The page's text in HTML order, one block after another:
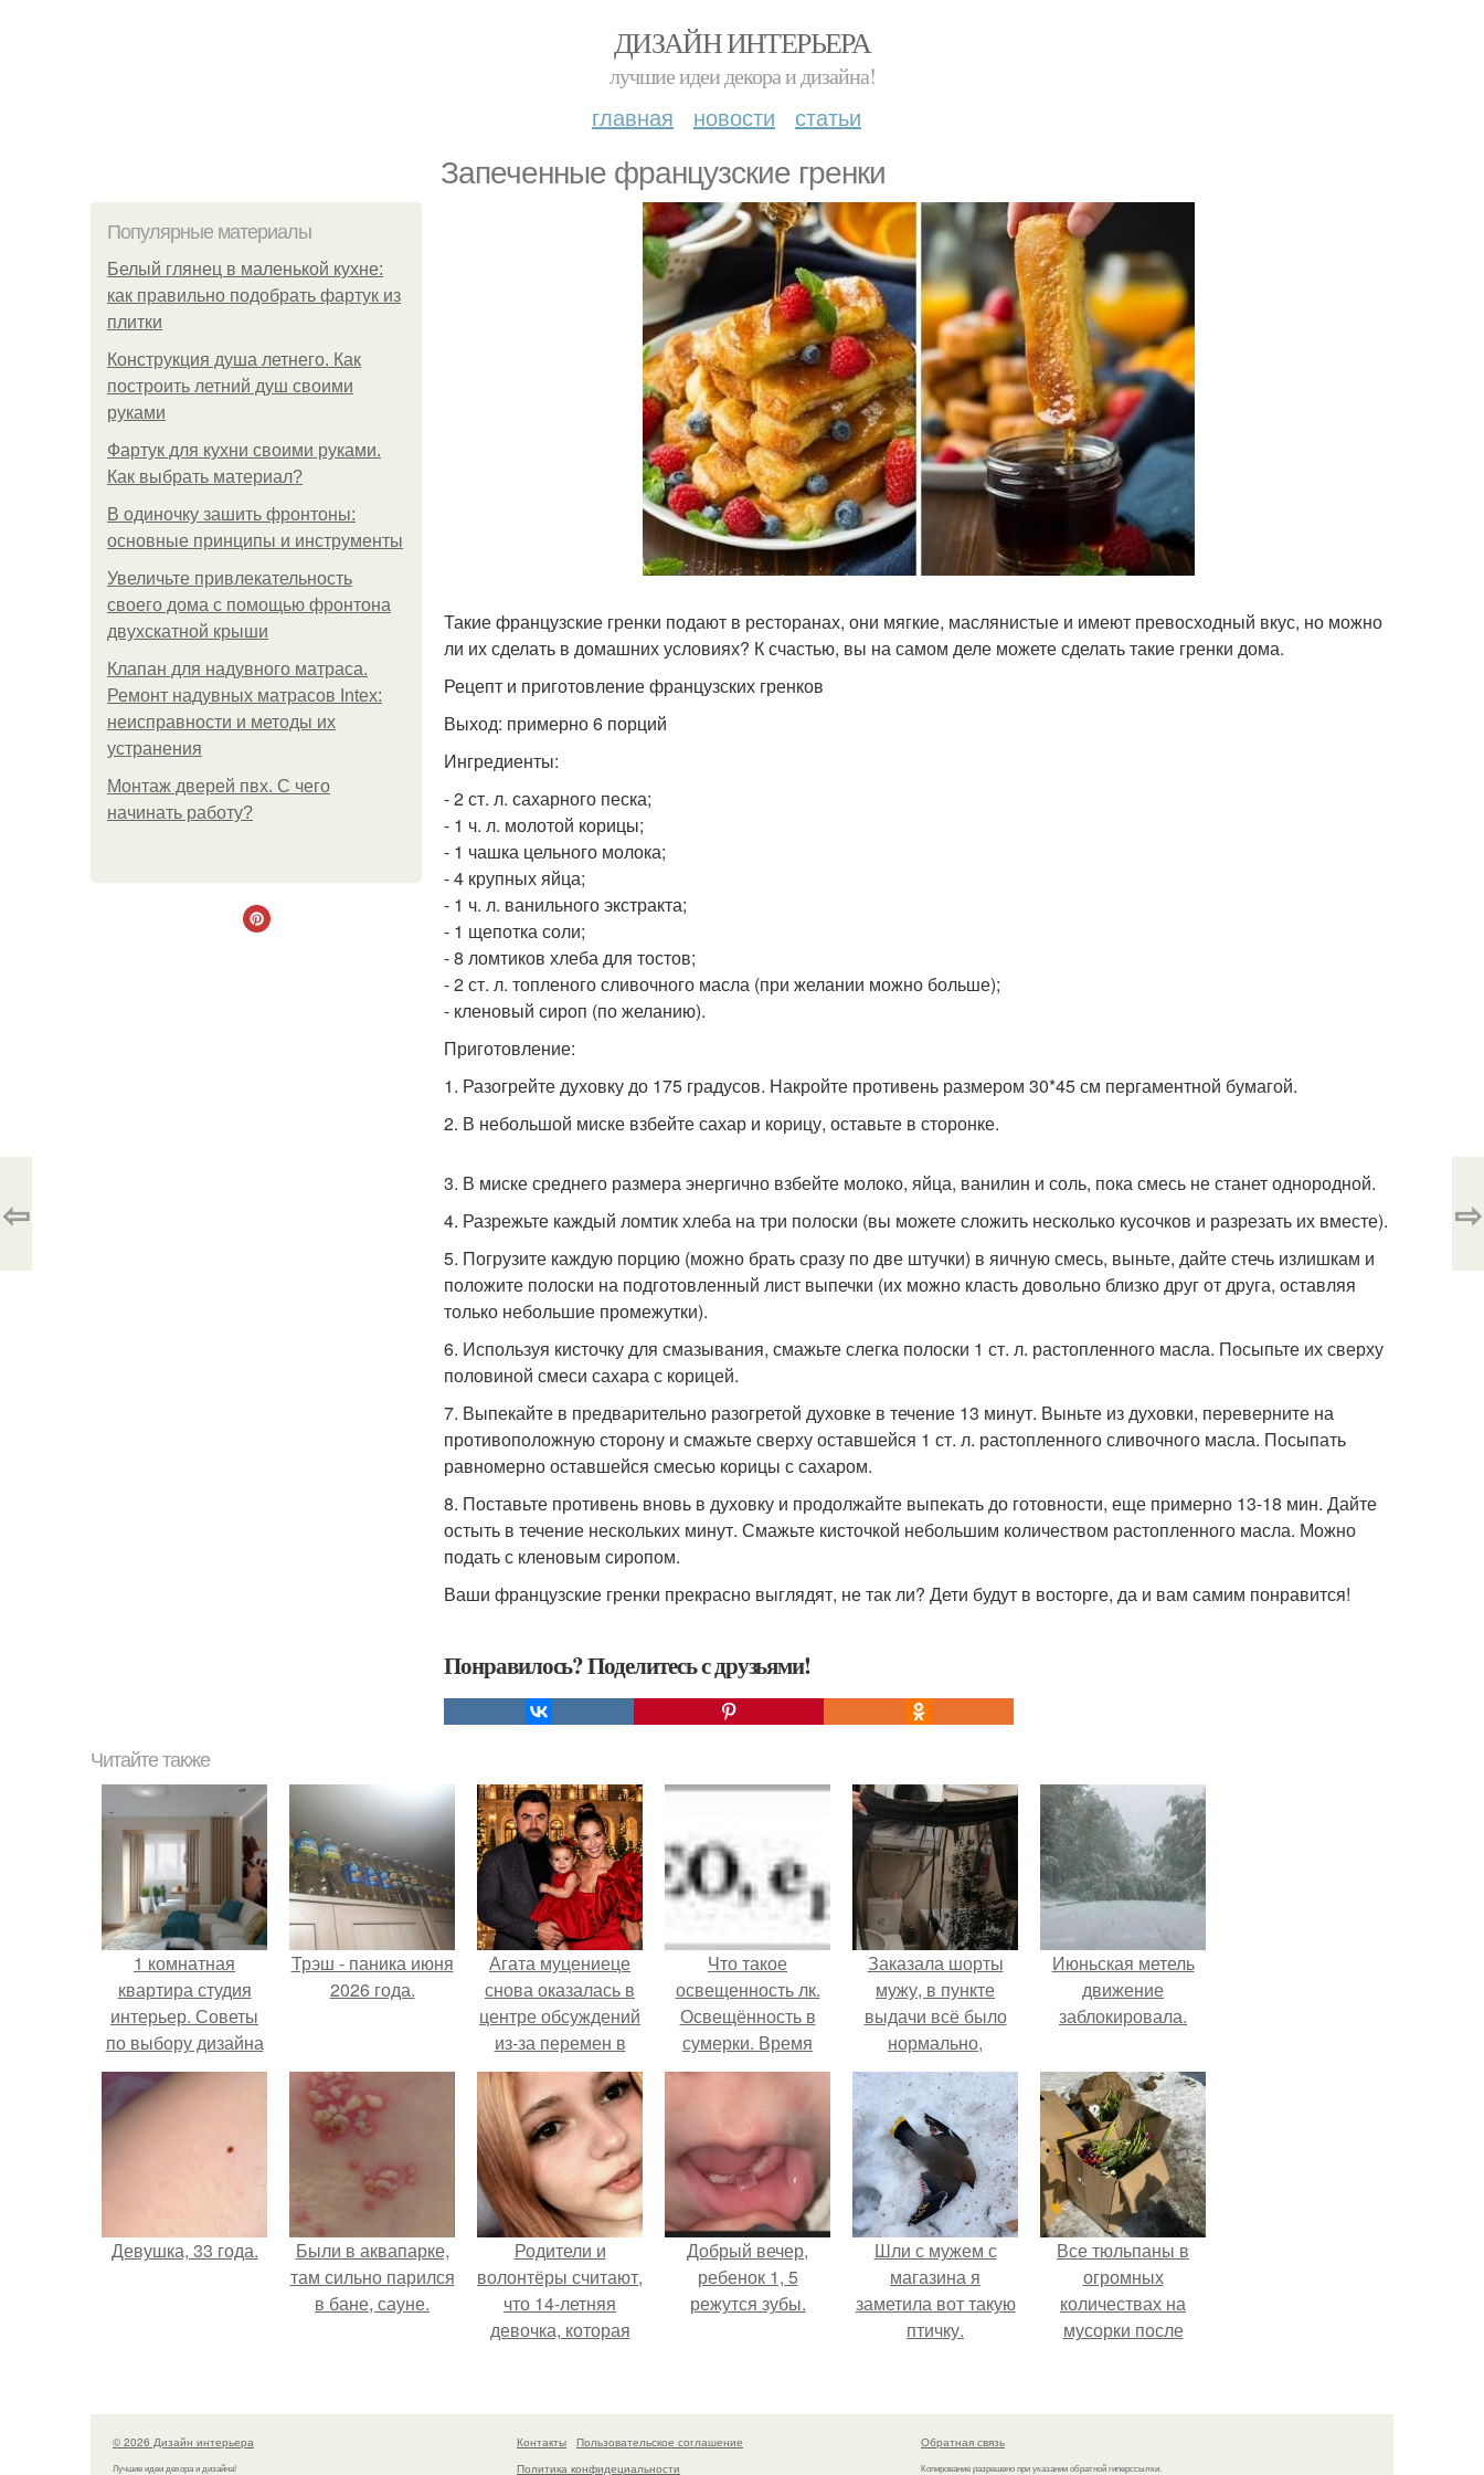
ДИЗАЙН ИНТЕРЬЕРА
лучшие идеи декора и дизайна!
главная новости статьи
Запеченные французские гренки
Популярные материалы
Белый глянец в маленькой кухне:
как правильно подобрать фартук из
плитки
Конструкция душа летнего. Как
построить летний душ своими
руками
Фартук для кухни своими руками.
Как выбрать материал?
В одиночку зашить фронтоны:
основные принципы и инструменты
Увеличьте привлекательность
своего дома с помощью фронтона
двухскатной крыши
Клапан для надувного матраса.
Ремонт надувных матрасов Intex:
неисправности и методы их
устранения
Монтаж дверей пвх. С чего
начинать работу?
Такие французские гренки подают в ресторанах, они мягкие, маслянистые и имеют превосходный вкус, но можно
ли их сделать в домашних условиях? К счастью, вы на самом деле можете сделать такие гренки дома.
Рецепт и приготовление французских гренков
Выход: примерно 6 порций
Ингредиенты:
- 2 ст. л. сахарного песка;
- 1 ч. л. молотой корицы;
- 1 чашка цельного молока;
- 4 крупных яйца;
- 1 ч. л. ванильного экстракта;
- 1 щепотка соли;
- 8 ломтиков хлеба для тостов;
- 2 ст. л. топленого сливочного масла (при желании можно больше);
- кленовый сироп (по желанию).
Приготовление:
1. Разогрейте духовку до 175 градусов. Накройте противень размером 30*45 см пергаментной бумагой.
2. В небольшой миске взбейте сахар и корицу, оставьте в сторонке.
3. В миске среднего размера энергично взбейте молоко, яйца, ванилин и соль, пока смесь не станет однородной.
4. Разрежьте каждый ломтик хлеба на три полоски (вы можете сложить несколько кусочков и разрезать их вместе).
5. Погрузите каждую порцию (можно брать сразу по две штучки) в яичную смесь, выньте, дайте стечь излишкам и
положите полоски на подготовленный лист выпечки (их можно класть довольно близко друг от друга, оставляя
только небольшие промежутки).
6. Используя кисточку для смазывания, смажьте слегка полоски 1 ст. л. растопленного масла. Посыпьте их сверху
половиной смеси сахара с корицей.
7. Выпекайте в предварительно разогретой духовке в течение 13 минут. Выньте из духовки, переверните на
противоположную сторону и смажьте сверху оставшейся 1 ст. л. растопленного сливочного масла. Посыпать
равномерно оставшейся смесью корицы с сахаром.
8. Поставьте противень вновь в духовку и продолжайте выпекать до готовности, еще примерно 13-18 мин. Дайте
остыть в течение нескольких минут. Смажьте кисточкой небольшим количеством растопленного масла. Можно
подать с кленовым сиропом.
Ваши французские гренки прекрасно выглядят, не так ли? Дети будут в восторге, да и вам самим понравится!
Понравилось? Поделитесь с друзьями!
⇦ ⇨
Читайте также
1 комнатная
квартира студия
интерьер. Советы
по выбору дизайна
однокомнатной
квартиры
Трэш - паника июня
2026 года.
Агата муцениеце
снова оказалась в
центре обсуждений
из-за перемен в
личной жизни.
Что такое
освещенность лк.
Освещённость в
сумерки. Время
изменения
освещенности
Заказала шорты
мужу, в пункте
выдачи всё было
нормально,
примерил все
хорошо, ничего не
предвещало беды.
Июньская метель
движение
заблокировала.
Девушка, 33 года.
Были в аквапарке,
там сильно парился
в бане, сауне.
Родители и
волонтёры считают,
что 14-летняя
девочка, которая
Дронов в Туапсе,
на самом деле
жива.
Добрый вечер,
ребенок 1, 5
режутся зубы.
Шли с мужем с
магазина я
заметила вот такую
птичку.
Все тюльпаны в
огромных
количествах на
мусорки после
© 2026 Дизайн интерьера
Лучшие идеи декора и дизайна!
Контакты
Пользовательское соглашение
Политика конфидециальности
Обратная связь
Копирование разрешено при указании обратной гиперссылки.